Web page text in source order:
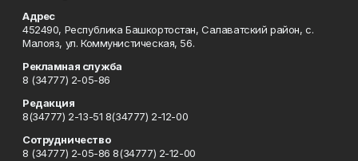
Адрес
452490, Республика Башкортостан, Салаватский район, с.
Малояз, ул. Коммунистическая, 56.
Рекламная служба
8 (34777) 2-05-86
Редакция
8(34777) 2-13-51 8(34777) 2-12-00
Сотрудничество
8 (34777) 2-05-86 8(34777) 2-12-00